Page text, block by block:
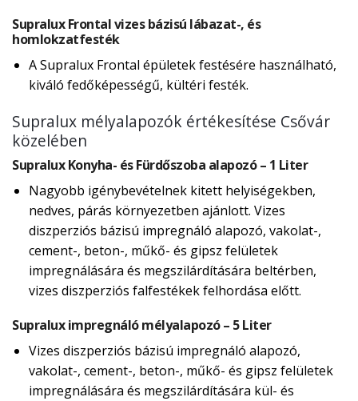
Supralux Frontal vizes bázisú lábazat-, és
homlokzatfesték
A Supralux Frontal épületek festésére használható,
kiváló fedőképességű, kültéri festék.
Supralux mélyalapozók értékesítése Csővár
közelében
Supralux Konyha- és Fürdőszoba alapozó – 1 Liter
Nagyobb igénybevételnek kitett helyiségekben,
nedves, párás környezetben ajánlott. Vizes
diszperziós bázisú impregnáló alapozó, vakolat-,
cement-, beton-, műkő- és gipsz felületek
impregnálására és megszilárdítására beltérben,
vizes diszperziós falfestékek felhordása előtt.
Supralux impregnáló mélyalapozó – 5 Liter
Vizes diszperziós bázisú impregnáló alapozó,
vakolat-, cement-, beton-, műkő- és gipsz felületek
impregnálására és megszilárdítására kül- és